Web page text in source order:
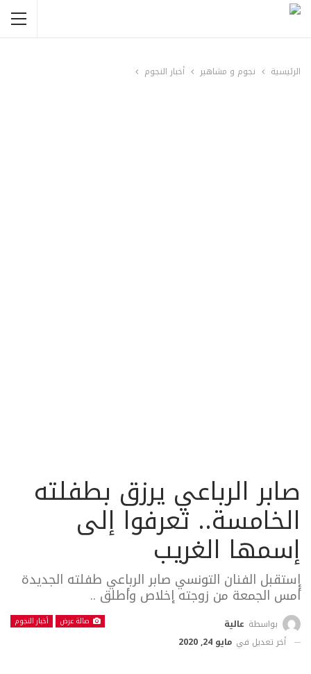
الرئيسية نجوم و مشاهير أخبار النجوم
صابر الرباعي يرزق بطفلته
الخامسة.. تعرفوا إلى
إسمها الغريب
إستقبل الفنان التونسي صابر الرباعي طفلته الجديدة
أمس الجمعة من زوجته إخلاص وأطلق ..
صالة عرض أخبار النجوم بواسطة عالية
أخر تعديل في مايو 24, 2020